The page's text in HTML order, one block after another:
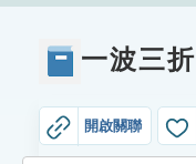
網站導覽
一波三折
開啟關聯